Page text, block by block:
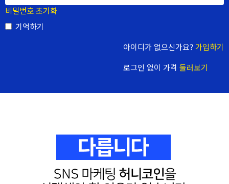
비밀번호 초기화
기억하기
아이디가 없으신가요?가입하기
로그인 없이 가격 둘러보기